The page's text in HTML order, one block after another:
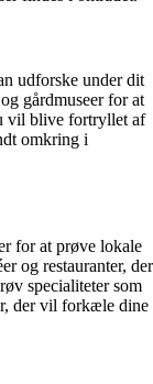
udforske under dit
gårdmuseer for at
vil blive fortryllet af
omkring i
for at prøve lokale
og restauranter, der
specialiteter som
der vil forkæle dine